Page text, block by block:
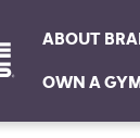
ABOUT
OWN A